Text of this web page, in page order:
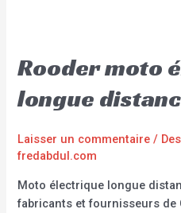
Rooder moto
longue
Laisser un commentaire /
fredabdul.com
Moto électrique longue
fabricants et fournisseurs de